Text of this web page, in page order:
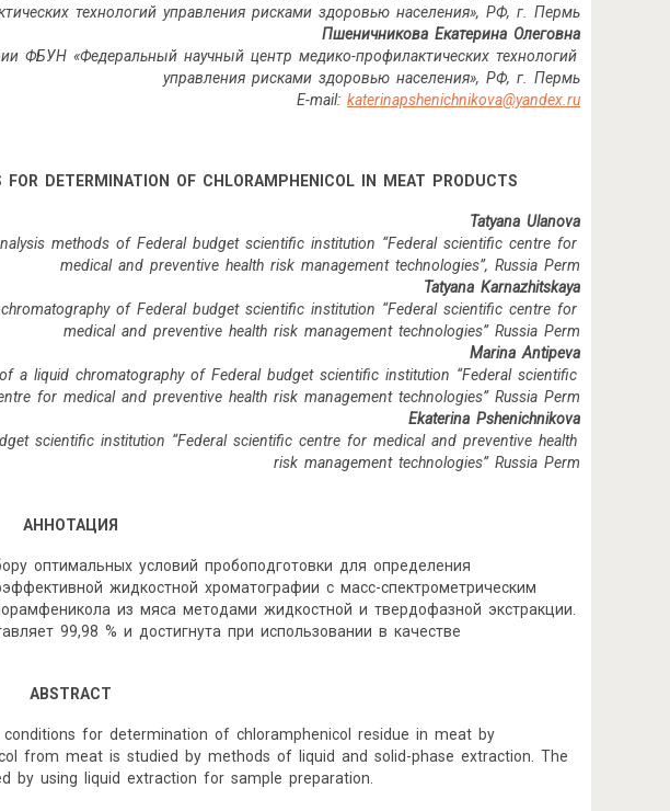
технологий управления рисками здоровью населения», РФ, г. Пермь
Пшеничникова Екатерина Олеговна
ФБУН «Федеральный научный центр медико-профилактических технологий
управления рисками здоровью населения», РФ, г. Пермь
E-mail: katerinapshenichnikova@yandex.ru
DETERMINATION OF CHLORAMPHENICOL IN MEAT PRODUCTS
Tatyana Ulanova
methods of Federal budget scientific institution “Federal scientific centre for
medical and preventive health risk management technologies”, Russia Perm
Tatyana Karnazhitskaya
of Federal budget scientific institution “Federal scientific centre for
medical and preventive health risk management technologies” Russia Perm
Marina Antipeva
a liquid chromatography of Federal budget scientific institution “Federal scientific
for medical and preventive health risk management technologies” Russia Perm
Ekaterina Pshenichnikova
scientific institution “Federal scientific centre for medical and preventive health
risk management technologies” Russia Perm
АННОТАЦИЯ
оптимальных условий пробоподготовки для определения
жидкостной хроматографии с масс-спектрометрическим
из мяса методами жидкостной и твердофазной экстракции.
99,98 % и достигнута при использовании в качестве
ABSTRACT
for determination of chloramphenicol residue in meat by
from meat is studied by methods of liquid and solid-phase extraction. The
by using liquid extraction for sample preparation.